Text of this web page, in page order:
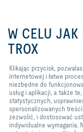
Zapytanie ofertowe
Zgłoszenie usterki
TROX w serwisach
Home Kontakt Dane
W CELU JAK
TROX
Klikając przycisk,
internetowej i łatwe
niezbędne do
usług i aplikacji, a także
statystycznych,
spersonalizowanych
zezwolić, i dostosować
indywidualne wymagania.